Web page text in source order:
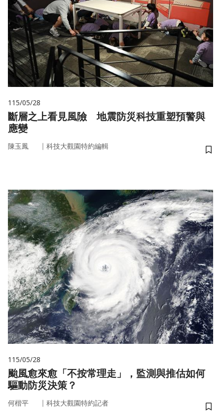
115/05/28
斷層之上看見風險 地震防災科技重塑預警與
應變
陳玉鳳 ｜ 科技大觀園特約編輯
儲
115/05/28
颱風愈來愈「不按常理走」，監測與推估如何
驅動防災決策？
何楷平 ｜ 科技大觀園特約記者